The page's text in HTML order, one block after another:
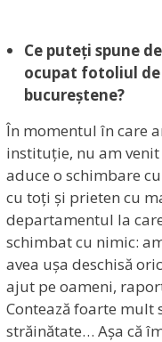
Ce puteți spune
ocupat fotoliul
bucureștene?
În momentul în care
instituție, nu am
aduce o schimbare
cu toți și prieten cu
departamentul la
schimbat cu nimic:
avea ușa deschisă
ajut pe oameni,
Contează foarte mult
străinătate… Așa că